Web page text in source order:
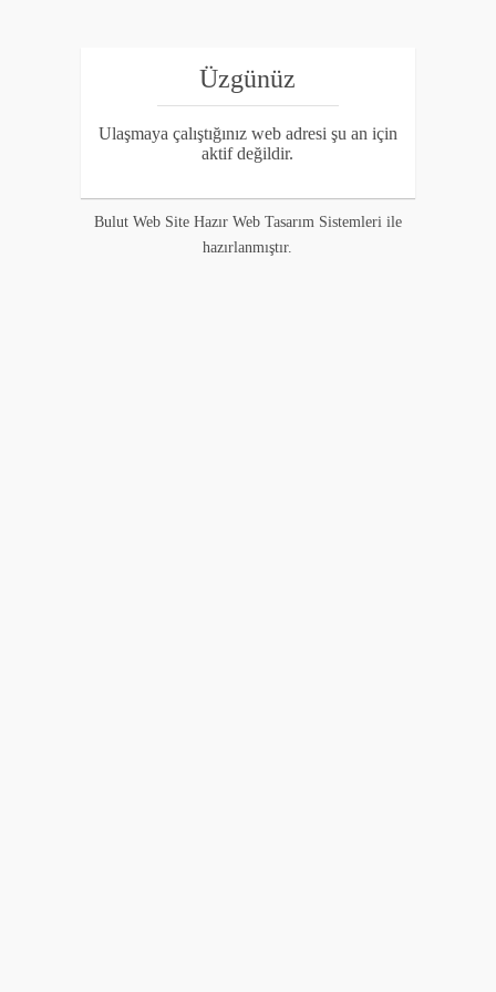
Üzgünüz
Ulaşmaya çalıştığınız web adresi şu an için
aktif değildir.
Bulut Web Site Hazır Web Tasarım Sistemleri ile
hazırlanmıştır.